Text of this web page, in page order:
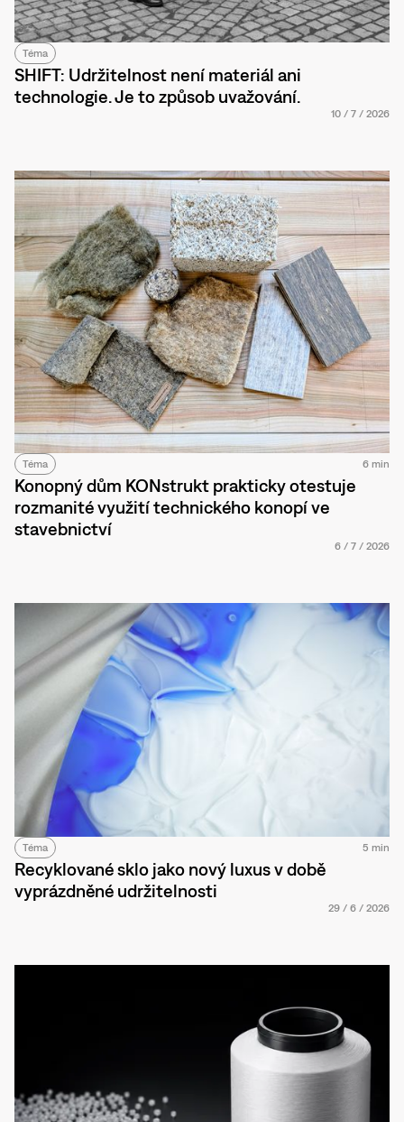
Téma
SHIFT: Udržitelnost není materiál ani
technologie. Je to způsob uvažování.
10 / 7 / 2026
Téma 6 min
Konopný dům KONstrukt prakticky otestuje
rozmanité využití technického konopí ve
stavebnictví
6 / 7 / 2026
Téma 5 min
Recyklované sklo jako nový luxus v době
vyprázdněné udržitelnosti
29 / 6 / 2026